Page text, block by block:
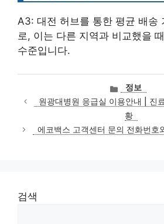
A3: 대전 허브를 통한 평균 배송
로, 이는 다른 지역과 비교했을
수준입니다.
카
테
고
리
정보
원광대병원 응급실 이용안내 | 진
황
에코백스 고객센터 문의 전화번호
검색